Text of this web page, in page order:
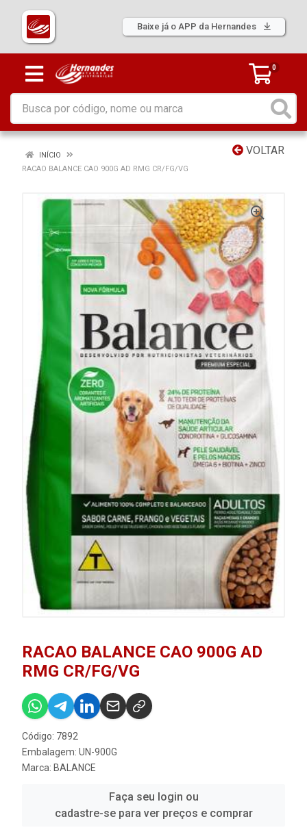
Baixe já o APP da Hernandes
0
VOLTAR
INÍCIO
RACAO BALANCE CAO 900G AD RMG CR/FG/VG
RACAO BALANCE CAO 900G AD
RMG CR/FG/VG
Código: 7892
Embalagem: UN-900G
Marca: BALANCE
Faça seu login ou
cadastre-se para ver preços e comprar